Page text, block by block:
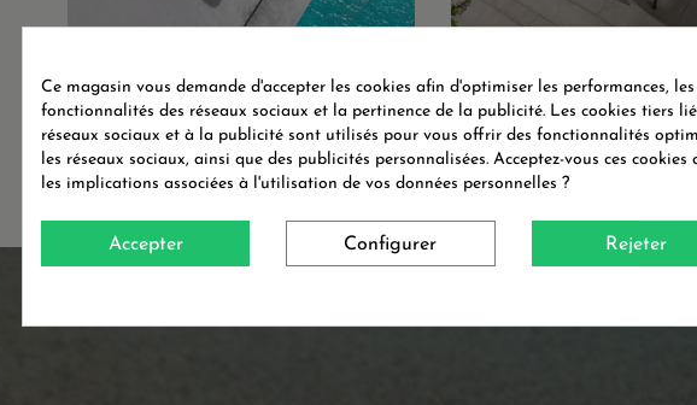
Prix
de
base
14 900 € Prix
11 920 € Prix
3 980 €
Affichage 1-3 de 3 article(s)
Ce magasin vous demande d'accepter les cookies afin d'optimiser les performances, les
fonctionnalités des réseaux sociaux et la pertinence de la publicité. Les cookies tiers
réseaux sociaux et à la publicité sont utilisés pour vous offrir des fonctionnalités
les réseaux sociaux, ainsi que des publicités personnalisées. Acceptez-vous ces cookies
les implications associées à l'utilisation de vos données personnelles ?
Accepter Configurer Rejeter